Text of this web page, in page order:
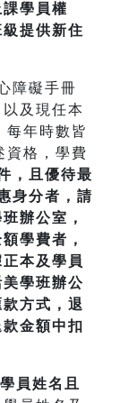
學員權
提供新住
障礙手冊
及現任本
每年時數皆
資格，學費
，且優待最
身分者，請
辦公室，
學費者，
本及學員
學班辦公
方式，退
金額中扣
員姓名且